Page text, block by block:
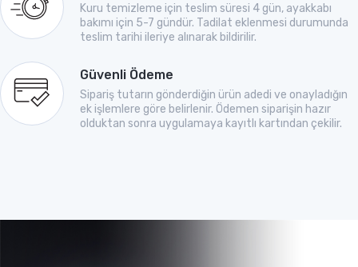
Kuru temizleme için teslim süresi 4 gün, ayakkabı
bakımı için 5-7 gündür. Tadilat eklenmesi durumunda
teslim tarihi ileriye alınarak bildirilir.
Güvenli Ödeme
Sipariş tutarın gönderdiğin ürün adedi ve onayladığın
ek işlemlere göre belirlenir. Ödemen siparişin hazır
olduktan sonra uygulamaya kayıtlı kartından çekilir.